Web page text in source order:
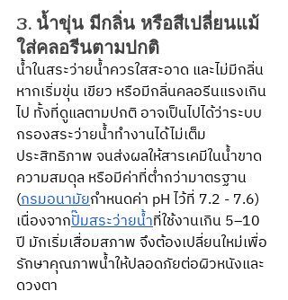
3. น้ำขุ่น มีกลิ่น หรือสีเปลี่ยนแม้
ใส่คลอรีนตามปกติ
น้ำในสระว่ายน้ำควรใสสะอาด และไม่มีกลิ่น
หากเริ่มขุ่น เขียว หรือมีกลิ่นคลอรีนแรงเกิน
ไป ทั้งที่ดูแลตามปกติ อาจเป็นไปได้ว่าระบบ
กรองสระว่ายน้ำทำงานได้ไม่เต็ม
ประสิทธิภาพ จนส่งผลให้สารเคมีในน้ำขาด
ความสมดุล หรือมีค่าที่ต่ำกว่ามาตรฐาน
(กรมอนามัยกำหนดค่า pH ไว้ที่ 7.2 - 7.6)
เนื่องจากปั๊มสระว่ายน้ำที่ใช้งานเกิน 5–10
ปี มักเริ่มเสื่อมสภาพ จึงต้องเปลี่ยนใหม่เพื่อ
รักษาคุณภาพน้ำให้ปลอดภัยต่อผิวหนังและ
ดวงตา